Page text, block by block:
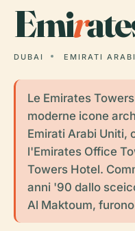
Emir
DUBAI EMIRATI
Le Emirates
moderne icone
Emirati Arabi Uniti,
l'Emirates Office
Towers Hotel.
anni '90 dallo
Al Maktoum,